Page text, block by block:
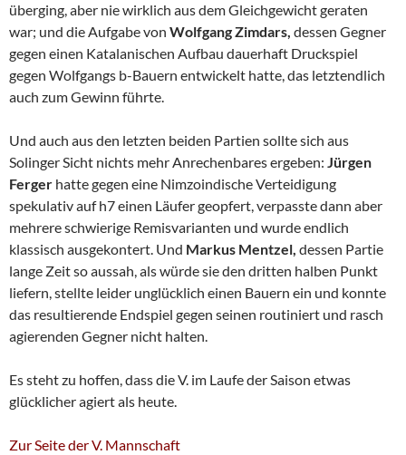
überging, aber nie wirklich aus dem Gleichgewicht geraten
war; und die Aufgabe von Wolfgang Zimdars, dessen Gegner
gegen einen Katalanischen Aufbau dauerhaft Druckspiel
gegen Wolfgangs b-Bauern entwickelt hatte, das letztendlich
auch zum Gewinn führte.
Und auch aus den letzten beiden Partien sollte sich aus
Solinger Sicht nichts mehr Anrechenbares ergeben: Jürgen
Ferger hatte gegen eine Nimzoindische Verteidigung
spekulativ auf h7 einen Läufer geopfert, verpasste dann aber
mehrere schwierige Remisvarianten und wurde endlich
klassisch ausgekontert. Und Markus Mentzel, dessen Partie
lange Zeit so aussah, als würde sie den dritten halben Punkt
liefern, stellte leider unglücklich einen Bauern ein und konnte
das resultierende Endspiel gegen seinen routiniert und rasch
agierenden Gegner nicht halten.
Es steht zu hoffen, dass die V. im Laufe der Saison etwas
glücklicher agiert als heute.
Zur Seite der V. Mannschaft